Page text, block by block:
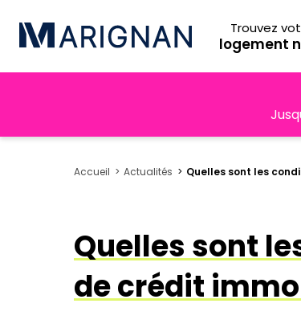
Trouvez
logement
Accueil Actualités Quelles sont les
Quelles sont
de crédit